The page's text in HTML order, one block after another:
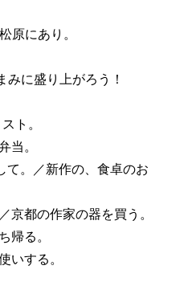
原にあり。
みに盛り上がろう！
ト。
当。
て。／新作の、食卓のお
京都の作家の器を買う。
帰る。
いする。